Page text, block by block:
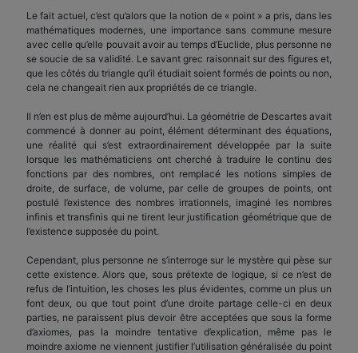
Le fait actuel, c’est qu’alors que la notion de « point » a pris, dans les
mathématiques modernes, une importance sans commune mesure
avec celle qu’elle pouvait avoir au temps d’Euclide, plus personne ne
se soucie de sa validité. Le savant grec raisonnait sur des figures et,
que les côtés du triangle qu’il étudiait soient formés de points ou non,
cela ne changeait rien aux propriétés de ce triangle.
Il n’en est plus de même aujourd’hui. La géométrie de Descartes avait
commencé à donner au point, élément déterminant des équations,
une réalité qui s’est extraordinairement développée par la suite
lorsque les mathématiciens ont cherché à traduire le continu des
fonctions par des nombres, ont remplacé les notions simples de
droite, de surface, de volume, par celle de groupes de points, ont
postulé l’existence des nombres irrationnels, imaginé les nombres
infinis et transfinis qui ne tirent leur justification géométrique que de
l’existence supposée du point.
Cependant, plus personne ne s’interroge sur le mystère qui pèse sur
cette existence. Alors que, sous prétexte de logique, si ce n’est de
refus de l’intuition, les choses les plus évidentes, comme un plus un
font deux, ou que tout point d’une droite partage celle-ci en deux
parties, ne paraissent plus devoir être acceptées que sous la forme
d’axiomes, pas la moindre tentative d’explication, même pas le
moindre axiome ne viennent justifier l’utilisation généralisée du point